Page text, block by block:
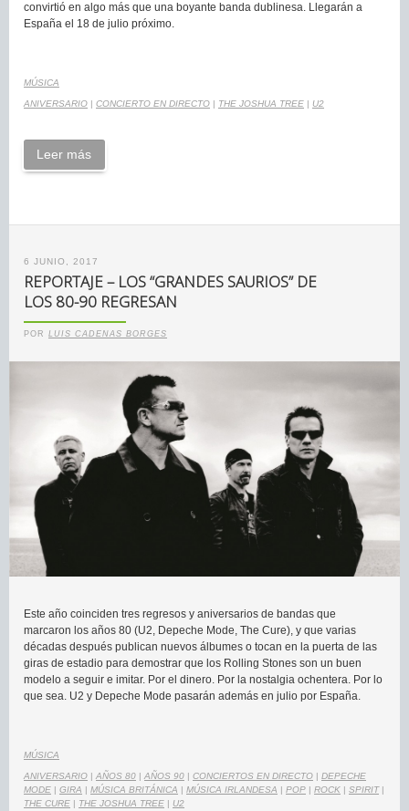
convirtió en algo más que una boyante banda dublinesa. Llegarán a
España el 18 de julio próximo.
MÚSICA
ANIVERSARIO | CONCIERTO EN DIRECTO | THE JOSHUA TREE | U2
Leer más
6 JUNIO, 2017
REPORTAJE – LOS “GRANDES SAURIOS” DE
LOS 80-90 REGRESAN
POR LUIS CADENAS BORGES
Este año coinciden tres regresos y aniversarios de bandas que
marcaron los años 80 (U2, Depeche Mode, The Cure), y que varias
décadas después publican nuevos álbumes o tocan en la puerta de las
giras de estadio para demostrar que los Rolling Stones son un buen
modelo a seguir e imitar. Por el dinero. Por la nostalgia ochentera. Por lo
que sea. U2 y Depeche Mode pasarán además en julio por España.
MÚSICA
ANIVERSARIO AÑOS 80 AÑOS 90 CONCIERTOS EN DIRECTO
DEPECHE
MODE
GIRA MÚSICA BRITÁNICA MÚSICA IRLANDESA POP ROCK SPIRIT|
THE CURE
THE JOSHUA TREE U2